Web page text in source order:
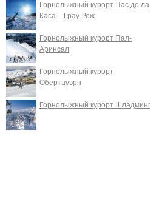
Горнолыжный курорт Пас де ла
Каса – Грау Рож
Горнолыжный курорт Пал-
Аринсал
Горнолыжный курорт
Обертауэрн
Горнолыжный курорт Шладминг